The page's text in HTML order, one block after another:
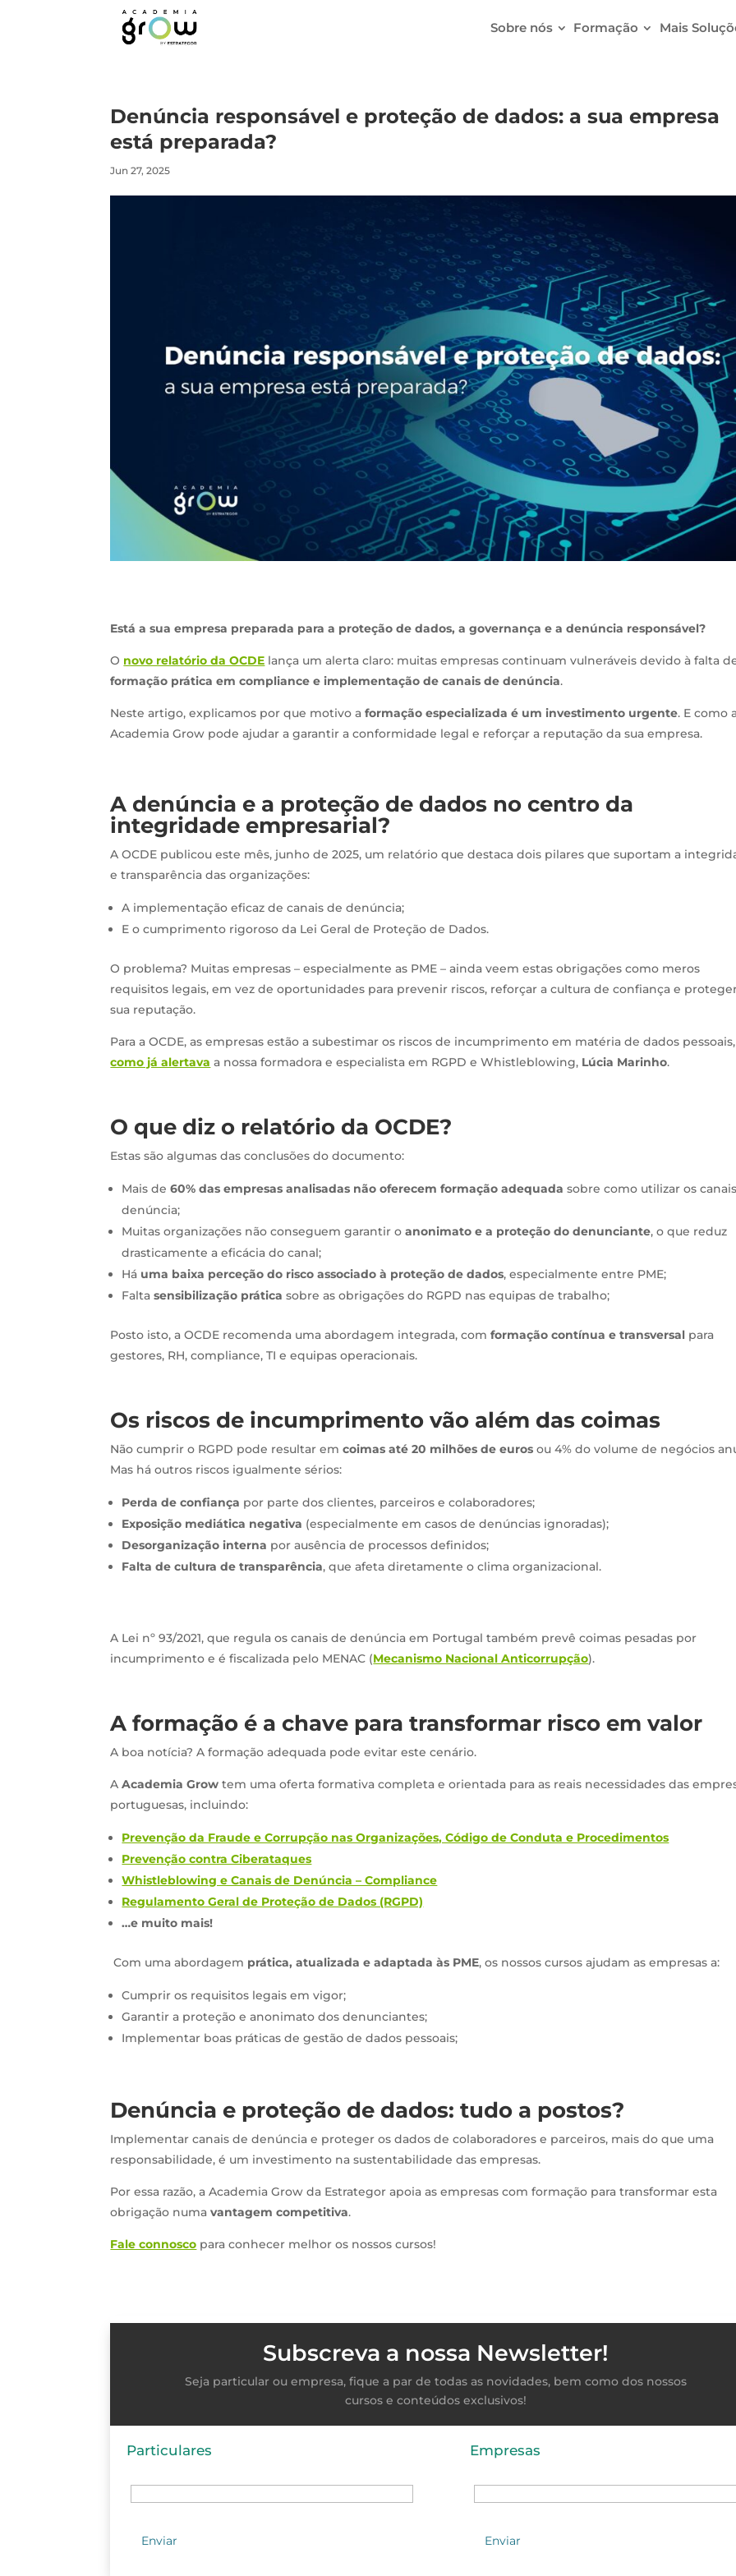
Sobre nós Formação Mais
Denúncia responsável e proteção de dados: a sua empresa
está preparada?
Jun 27, 2025
Está a sua empresa preparada para a proteção de dados, a governança e a denúncia responsável?
O novo relatório da OCDE lança um alerta claro: muitas empresas continuam vulneráveis devido à falta
formação prática em compliance e implementação de canais de denúncia.
Neste artigo, explicamos por que motivo aformação especializada é um investimento urgente. E como
Academia Grow pode ajudar a garantir a conformidade legal e reforçar a reputação da sua empresa.
A denúncia e a proteção de dados no centro da
integridade empresarial?
A OCDE publicou este mês, junho de 2025, um relatório que destaca dois pilares que suportam a
e transparência das organizações:
A implementação eficaz de canais de denúncia;
E o cumprimento rigoroso da Lei Geral de Proteção de Dados.
O problema? Muitas empresas – especialmente as PME – ainda veem estas obrigações como meros
requisitos legais, em vez de oportunidades para prevenir riscos, reforçar a cultura de confiança e
sua reputação.
Para a OCDE, as empresas estão a subestimar os riscos de incumprimento em matéria de dados pessoais,
como já alertava a nossa formadora e especialista em RGPD e Whistleblowing, Lúcia Marinho.
O que diz o relatório da OCDE?
Estas são algumas das conclusões do documento:
Mais de60% das empresas analisadas não oferecem formação adequada sobre como utilizar os
denúncia;
Muitas organizações não conseguem garantir oanonimato e a proteção do denunciante, o que reduz
drasticamente a eficácia do canal;
Há uma baixa perceção do risco associado à proteção de dados, especialmente entre PME;
Faltasensibilização prática sobre as obrigações do RGPD nas equipas de trabalho;
Posto isto, a OCDE recomenda uma abordagem integrada, comformação contínua e transversal para
gestores, RH, compliance, TI e equipas operacionais.
Os riscos de incumprimento vão além das coimas
Não cumprir o RGPD pode resultar emcoimas até 20 milhões de euros ou 4% do volume de negócios
Mas há outros riscos igualmente sérios:
Perda de confiança por parte dos clientes, parceiros e colaboradores;
Exposição mediática negativa (especialmente em casos de denúncias ignoradas);
Desorganização interna por ausência de processos definidos;
Falta de cultura de transparência, que afeta diretamente o clima organizacional.
A Lei nº 93/2021, que regula os canais de denúncia em Portugal também prevê coimas pesadas por
incumprimento e é fiscalizada pelo MENAC (Mecanismo Nacional Anticorrupção).
A formação é a chave para transformar risco em valor
A boa notícia? A formação adequada pode evitar este cenário.
AAcademia Grow tem uma oferta formativa completa e orientada para as reais necessidades das
portuguesas, incluindo:
Prevenção da Fraude e Corrupção nas Organizações, Código de Conduta e Procedimentos
Prevenção contra Ciberataques
Whistleblowing e Canais de Denúncia – Compliance
Regulamento Geral de Proteção de Dados (RGPD)
…e muito mais!
Com uma abordagem prática, atualizada e adaptada às PME, os nossos cursos ajudam as empresas a:
Cumprir os requisitos legais em vigor;
Garantir a proteção e anonimato dos denunciantes;
Implementar boas práticas de gestão de dados pessoais;
Denúncia e proteção de dados: tudo a postos?
Implementar canais de denúncia e proteger os dados de colaboradores e parceiros, mais do que uma
responsabilidade, é um investimento na sustentabilidade das empresas.
Por essa razão, a Academia Grow da Estrategor apoia as empresas com formação para transformar esta
obrigação numavantagem competitiva.
Fale connosco para conhecer melhor os nossos cursos!
Subscreva a nossa Newsletter!
Seja particular ou empresa, fique a par de todas as novidades, bem como dos nossos
cursos e conteúdos exclusivos!
Particulares Empresas